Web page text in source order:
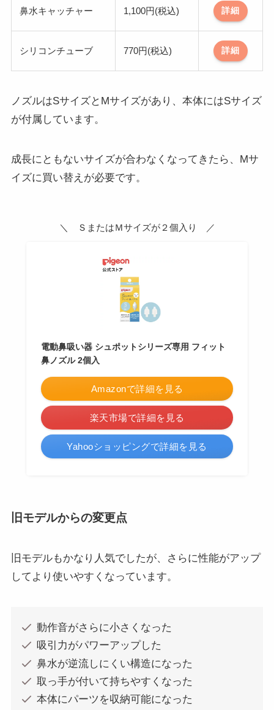
鼻水キャッチャー 1,100円(税込) 詳細
シリコンチューブ 770円(税込) 詳細
ノズルはSサイズとMサイズがあり、本体にはSサイズ
が付属しています。
成長にともないサイズが合わなくなってきたら、Mサ
イズに買い替えが必要です。
＼ ＳまたはＭサイズが２個入り ／
電動鼻吸い器 シュポットシリーズ専用 フィット
鼻ノズル 2個入
Amazonで詳細を見る
楽天市場で詳細を見る
Yahooショッピングで詳細を見る
旧モデルからの変更点
旧モデルもかなり人気でしたが、さらに性能がアップ
してより使いやすくなっています。
動作音がさらに小さくなった
吸引力がパワーアップした
鼻水が逆流しにくい構造になった
取っ手が付いて持ちやすくなった
本体にパーツを収納可能になった